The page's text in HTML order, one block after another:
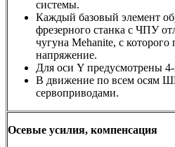
системы.
Каждый базовый элемент
фрезерного станка с ЧПУ
чугуна Mehanite, с
напряжение.
Для оси Y предусмотрены
В движение по всем осям
сервоприводами.
Осевые усилия, компенсация